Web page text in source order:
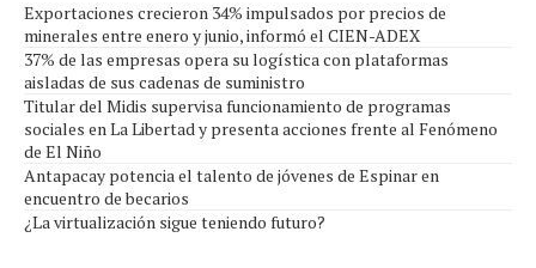
Exportaciones crecieron 34% impulsados por precios de
minerales entre enero y junio, informó el CIEN-ADEX
37% de las empresas opera su logística con plataformas
aisladas de sus cadenas de suministro
Titular del Midis supervisa funcionamiento de programas
sociales en La Libertad y presenta acciones frente al Fenómeno
de El Niño
Antapacay potencia el talento de jóvenes de Espinar en
encuentro de becarios
¿La virtualización sigue teniendo futuro?